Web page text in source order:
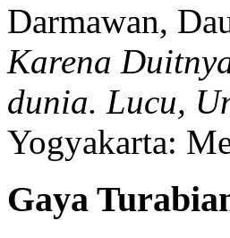
Darmawan,
Karena
dunia. Lucu,
Yogyakarta:
Gaya